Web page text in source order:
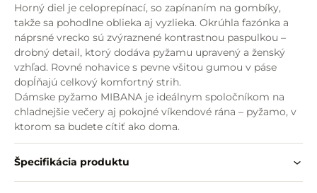
Horný diel je celoprepínací, so zapínaním na gombíky,
takže sa pohodlne oblieka aj vyzlieka. Okrúhla fazónka a
náprsné vrecko sú zvýraznené kontrastnou paspulkou –
drobný detail, ktorý dodáva pyžamu upravený a ženský
vzhľad. Rovné nohavice s pevne všitou gumou v páse
dopĺňajú celkový komfortný strih.
Dámske pyžamo MIBANA je ideálnym spoločníkom na
chladnejšie večery aj pokojné víkendové rána – pyžamo, v
ktorom sa budete cítiť ako doma.
Špecifikácia produktu